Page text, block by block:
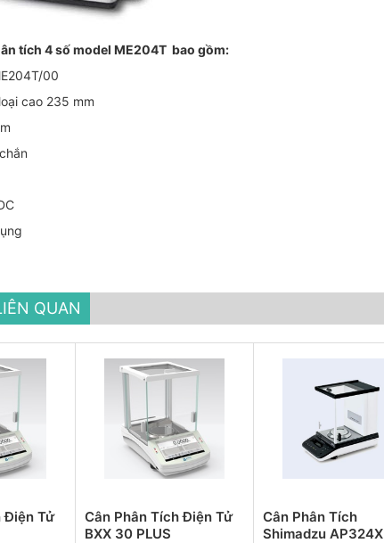
tích 4 số model ME204T bao gồm:
00
cao 235 mm
QUAN
Điện Tử
Cân Phân Tích Điện Tử
BXX 30 PLUS
Cân Phân Tích
Shimadzu AP324X